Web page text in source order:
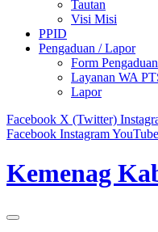
Tautan
Visi Misi
PPID
Pengaduan / Lapor
Form Pengaduan
Layanan WA
Lapor
Facebook X (Twitter)
Facebook InstagramYouTube
Kemenag